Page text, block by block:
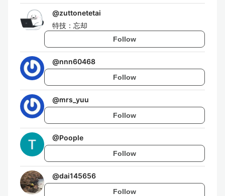
@zuttonetetai
特技：忘却
Follow
@nnn60468
Follow
@mrs_yuu
Follow
@Poople
Follow
@dai145656
Follow